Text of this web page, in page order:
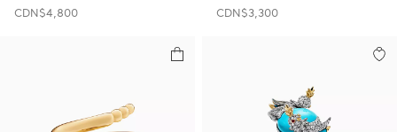
CDN$4,800
CDN$3,300